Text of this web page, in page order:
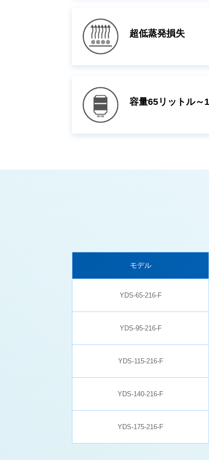
超低蒸発損失
容量65リットル～
モデル
YDS-65-216-F
YDS-95-216-F
YDS-115-216-F
YDS-140-216-F
YDS-175-216-F